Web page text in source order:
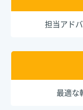
担当アド
最適な